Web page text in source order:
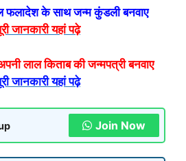
फलादेश के साथ जन्म कुंडली बनवाए
जानकारी यहां पढ़े
लाल किताब की जन्मपत्री बनवाए
जानकारी यहां पढ़े
Join Now